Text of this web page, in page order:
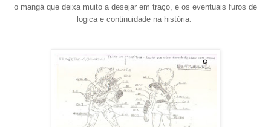
o mangá que deixa muito a desejar em traço, e os eventuais furos de
logica e continuidade na história.